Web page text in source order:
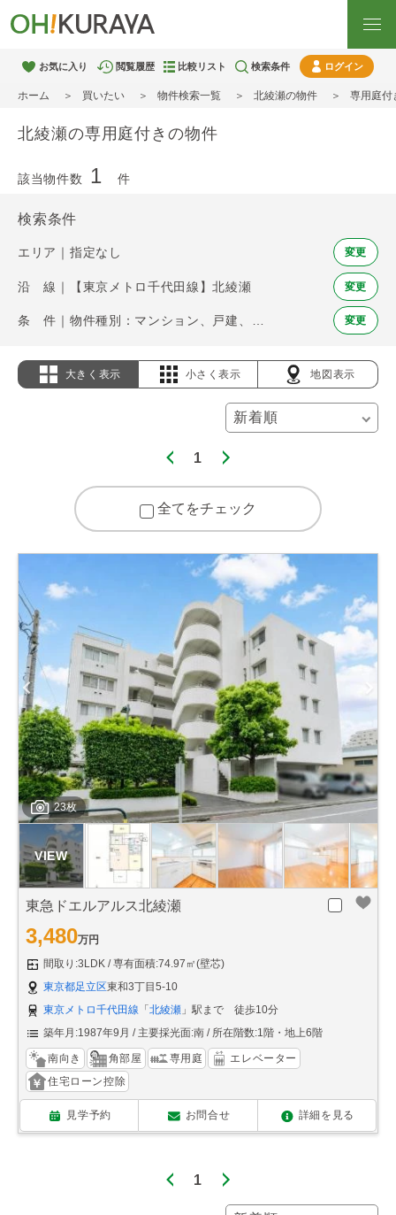
お気に入り 閲覧履歴 比較リスト 検索条件 ログイン
ホーム 買いたい 物件検索一覧 北綾瀬の物件 専用庭付
北綾瀬の専用庭付きの物件
該当物件数 1 件
検索条件
エリア｜指定なし 変更
沿 線｜【東京メトロ千代田線】北綾瀬 変更
変更
大きく表示 小さく表示 地図表示
1
全てをチェック
23枚
東急ドエルアルス北綾瀬
3,480万円
間取り:3LDK
専有面積:74.97㎡(壁芯)
東京都足立区東和3丁目5-10
東京メトロ千代田線 「 北綾瀬 」駅まで 徒歩10分
築年月:1987年9月
主要採光面:南 所在階数:1階・地上6階
南向き 角部屋 専用庭
エレベーター
住宅ローン控除
見学予約 お問合せ 詳細を見る
1